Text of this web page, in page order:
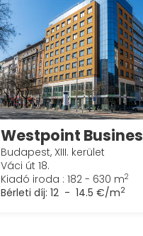
Budapest, XIII. kerület
Váci út 18.
Kiadó iroda : 182 - 630 m2
Bérleti díj: 12 - 14.5 €/m2